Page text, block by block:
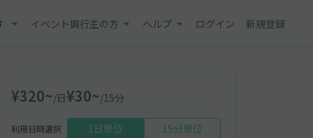
イベント興行主の方 ヘルプ ログイン 新規登録
¥320~/日¥30~/15分
利用日時選択 1日単位
15分単位